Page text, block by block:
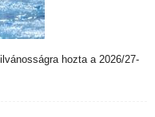
hozta a 2026/27-